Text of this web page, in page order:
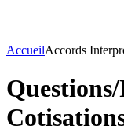
AccueilAccords